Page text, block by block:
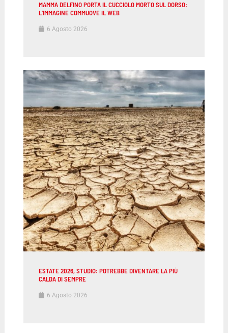
MAMMA DELFINO PORTA IL CUCCIOLO MORTO SUL DORSO:
L’IMMAGINE COMMUOVE IL WEB
6 Agosto 2026
ESTATE 2026, STUDIO: POTREBBE DIVENTARE LA PIÙ
CALDA DI SEMPRE
6 Agosto 2026